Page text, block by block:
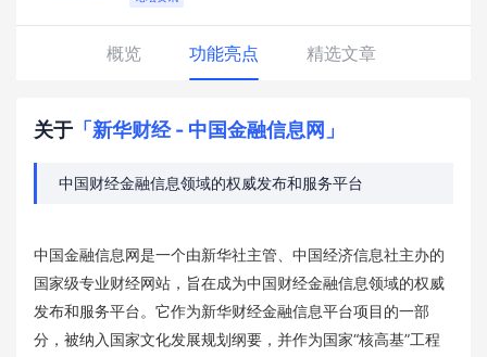
概览 功能亮点 精选文章
关于 「新华财经 - 中国金融信息网」
中国财经金融信息领域的权威发布和服务平台
中国金融信息网是一个由新华社主管、中国经济信息社主办的
国家级专业财经网站，旨在成为中国财经金融信息领域的权威
发布和服务平台。它作为新华财经金融信息平台项目的一部
分，被纳入国家文化发展规划纲要，并作为国家“核高基”工程